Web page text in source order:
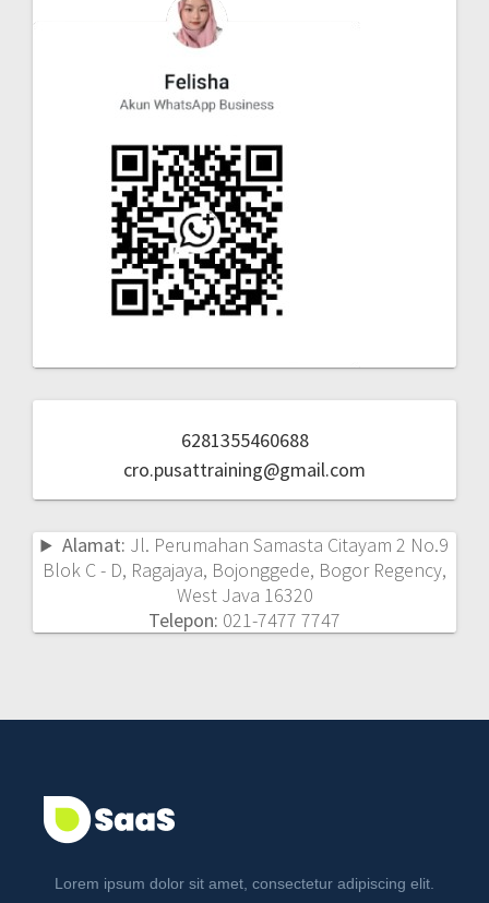
6281355460688
cro.pusattraining@gmail.com
Alamat: Jl. Perumahan Samasta Citayam 2 No.9
Blok C - D, Ragajaya, Bojonggede, Bogor Regency,
West Java 16320
Telepon: 021-7477 7747
Lorem ipsum dolor sit amet, consectetur adipiscing elit.